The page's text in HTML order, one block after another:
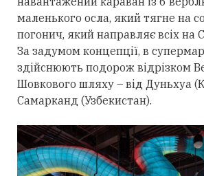
маленького осла, який тягне на
погонич, який направляє всіх на
За задумом концепції, в
здійснюють подорож відрізком
Шовкового шляху – від Дуньхуа
Самарканд (Узбекистан).